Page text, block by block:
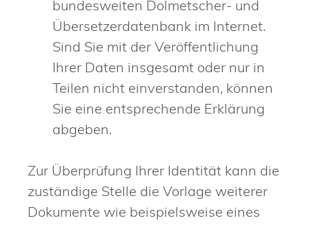
bundesweiten Dolmetscher- und
Übersetzerdatenbank im Internet.
Sind Sie mit der Veröffentlichung
Ihrer Daten insgesamt oder nur in
Teilen nicht einverstanden, können
Sie eine entsprechende Erklärung
abgeben.
Zur Überprüfung Ihrer Identität kann die
zuständige Stelle die Vorlage weiterer
Dokumente wie beispielsweise eines